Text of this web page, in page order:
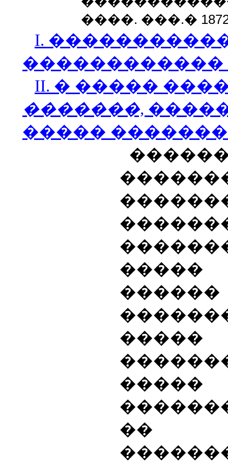
����. ���.�
I.
������������
II. � �����
�������,
�����
������
�����
�����
��